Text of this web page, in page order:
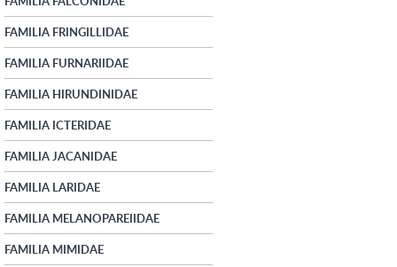
FAMILIA FRINGILLIDAE
FAMILIA FURNARIIDAE
FAMILIA HIRUNDINIDAE
FAMILIA ICTERIDAE
FAMILIA JACANIDAE
FAMILIA LARIDAE
FAMILIA MELANOPAREIIDAE
FAMILIA MIMIDAE